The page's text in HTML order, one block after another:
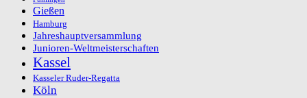
Gießen
Hamburg
Jahreshauptversammlung
Junioren-Weltmeisterschaften
Kassel
Kasseler Ruder-Regatta
Köln